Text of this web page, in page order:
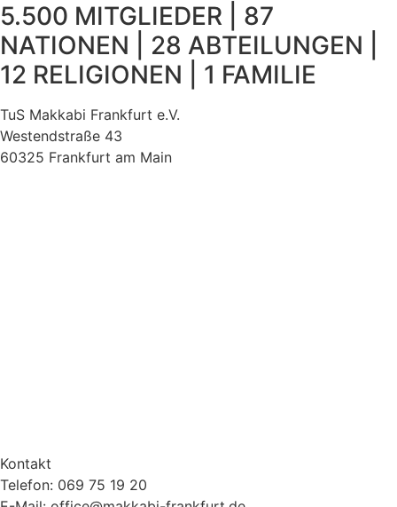
5.500 MITGLIEDER | 87
NATIONEN | 28 ABTEILUNGEN |
12 RELIGIONEN | 1 FAMILIE
TuS Makkabi Frankfurt e.V.
Westendstraße 43
60325 Frankfurt am Main
Kontakt
Telefon: 069 75 19 20